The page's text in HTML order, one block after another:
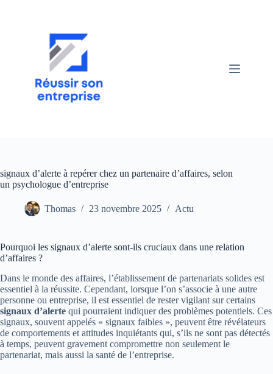
signaux d’alerte à repérer chez un partenaire d’affaires, selon
un psychologue d’entreprise
Thomas 23 novembre 2025 Actu
Pourquoi les signaux d’alerte sont-ils cruciaux dans une relation
d’affaires ?
Dans le monde des affaires, l’établissement de partenariats solides est
essentiel à la réussite. Cependant, lorsque l’on s’associe à une autre
personne ou entreprise, il est essentiel de rester vigilant sur certains
signaux d’alerte qui pourraient indiquer des problèmes potentiels. Ces
signaux, souvent appelés « signaux faibles », peuvent être révélateurs
de comportements et attitudes inquiétants qui, s’ils ne sont pas détectés
à temps, peuvent gravement compromettre non seulement le
partenariat, mais aussi la santé de l’entreprise.